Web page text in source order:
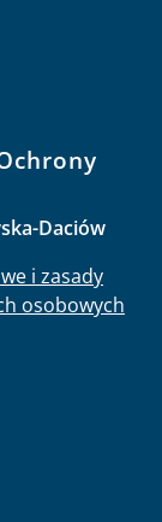
Daciów
i zasady
osobowych